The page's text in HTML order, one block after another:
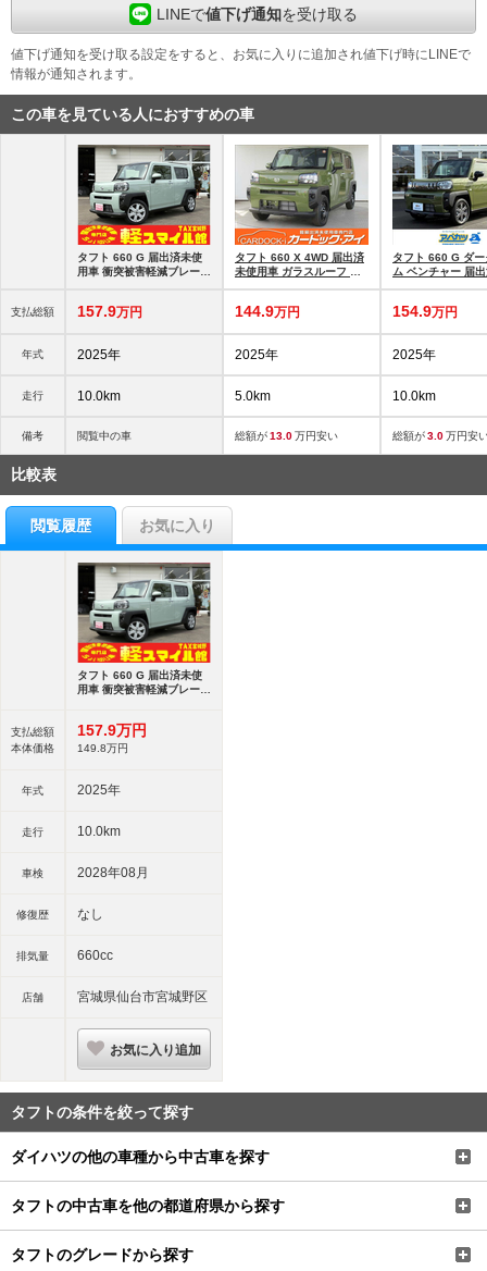
LINEで値下げ通知を受け取る
値下げ通知を受け取る設定をすると、お気に入りに追加され値下げ時にLINEで
情報が通知されます。
この車を見ている人におすすめの車
支払総額
年式
走行
備考
タフト 660 G 届出済未使
用車 衝突被害軽減ブレーキ
157.9万円
2025年
10.0km
閲覧中の車
タフト 660 X 4WD 届出済
未使用車 ガラスルーフ ス
144.9万円
2025年
5.0km
総額が13.0万円安い
タフト 660 G ダー
ム ベンチャー 届
154.9万円
2025年
10.0km
総額が3.0万円安
比較表
閲覧履歴 お気に入り
支払総額
本体価格
年式
走行
車検
修復歴
排気量
店舗
タフト 660 G 届出済未使
用車 衝突被害軽減ブレーキ
157.9万円
149. 8万円
2025年
10.0km
2028年08月
なし
660cc
宮城県仙台市宮城野区
お気に入り追加
タフトの条件を絞って探す
ダイハツの他の車種から中古車を探す
タフトの中古車を他の都道府県から探す
タフトのグレードから探す